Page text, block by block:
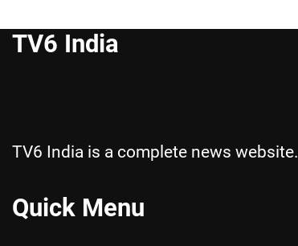
TV6 India
TV6 India is a complete news website.
Quick Menu